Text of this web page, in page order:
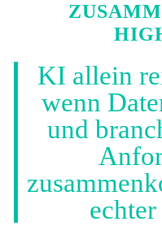
KI allein
wenn
und